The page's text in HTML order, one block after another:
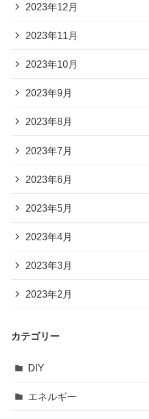
2023年12月
2023年11月
2023年10月
2023年9月
2023年8月
2023年7月
2023年6月
2023年5月
2023年4月
2023年3月
2023年2月
カテゴリー
DIY
エネルギー